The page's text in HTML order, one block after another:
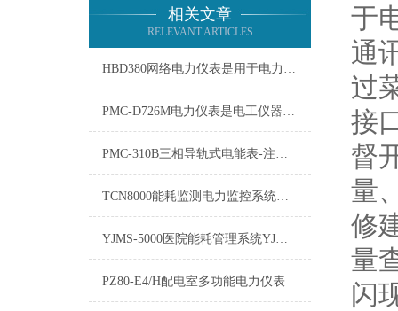
相关文章
RELEVANT ARTICLES
HBD380网络电力仪表是用于电力系统的智能监测仪器
PMC-D726M电力仪表是电工仪器仪表的子类
PMC-310B三相导轨式电能表-注意事项
TCN8000能耗监测电力监控系统：优化电力使用，提升能效管理
YJMS-5000医院能耗管理系统YJMS-5000-操作指南
PZ80-E4/H配电室多功能电力仪表
于
通
过
接
督
量
修
量
闪